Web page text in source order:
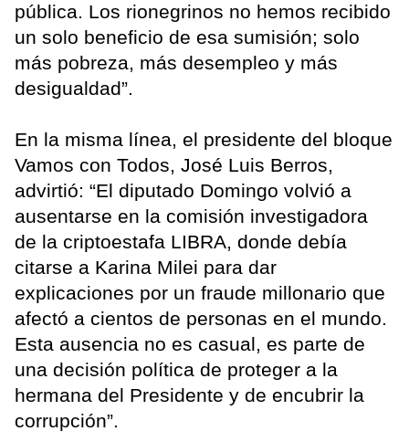
pública. Los rionegrinos no hemos recibido
un solo beneficio de esa sumisión; solo
más pobreza, más desempleo y más
desigualdad”.
En la misma línea, el presidente del bloque
Vamos con Todos, José Luis Berros,
advirtió: “El diputado Domingo volvió a
ausentarse en la comisión investigadora
de la criptoestafa LIBRA, donde debía
citarse a Karina Milei para dar
explicaciones por un fraude millonario que
afectó a cientos de personas en el mundo.
Esta ausencia no es casual, es parte de
una decisión política de proteger a la
hermana del Presidente y de encubrir la
corrupción”.